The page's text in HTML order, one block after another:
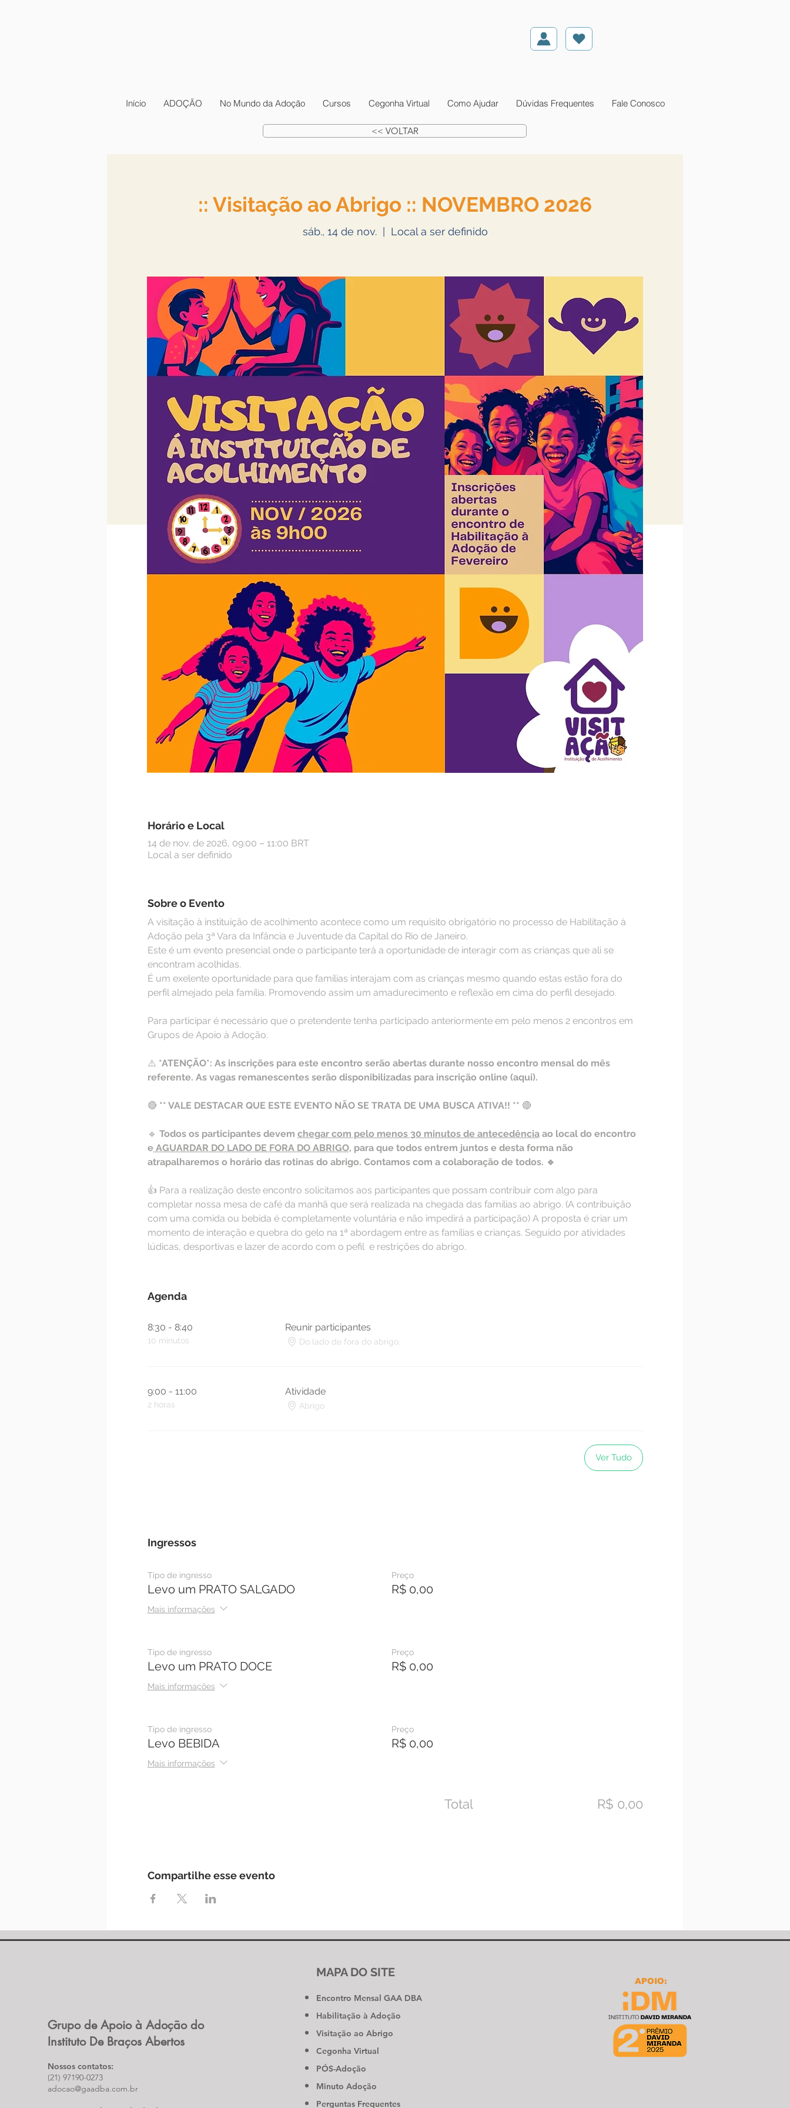
Início ADOÇÃO No Mundo da Adoção Cursos Cegonha Virtual Como Ajudar Dúvidas Frequentes Fale Conosco
<< VOLTAR
:: Visitação ao Abrigo :: NOVEMBRO 2026
sáb., 14 de nov.
  |
Local a ser definido
Horário e Local
14 de nov. de 2026, 09:00 – 11:00 BRT
Local a ser definido
Sobre o Evento
A visitação à instituição de acolhimento acontece como um requisito obrigatório no processo de Habilitação à
Adoção pela 3ª Vara da Infância e Juventude da Capital do Rio de Janeiro.
Este é um evento presencial onde o participante terá a oportunidade de interagir com as crianças que ali se
encontram acolhidas.
É um exelente oportunidade para que famílias interajam com as crianças mesmo quando estas estão fora do
perfil almejado pela família. Promovendo assim um amadurecimento e reflexão em cima do perfil desejado.
Para participar é necessário que o pretendente tenha participado anteriormente em pelo menos 2 encontros em
Grupos de Apoio à Adoção.
⚠️ *ATENÇÃO*: As inscrições para este encontro serão abertas durante nosso encontro mensal do mês
referente. As vagas remanescentes serão disponibilizadas para inscrição online (aqui).
🔴 ** VALE DESTACAR QUE ESTE EVENTO NÃO SE TRATA DE UMA BUSCA ATIVA!! ** 🔴
🔹 Todos os participantes devem chegar com pelo menos 30 minutos de antecedência ao local do encontro
e AGUARDAR DO LADO DE FORA DO ABRIGO, para que todos entrem juntos e desta forma não
atrapalharemos o horário das rotinas do abrigo. Contamos com a colaboração de todos. 🔹
👍 Para a realização deste encontro solicitamos aos participantes que possam contribuir com algo para
completar nossa mesa de café da manhã que será realizada na chegada das famílias ao abrigo. (A contribuição
com uma comida ou bebida é completamente voluntária e não impedirá a participação) A proposta é criar um
momento de interação e quebra do gelo na 1ª abordagem entre as famílias e crianças. Seguido por atividades
lúdicas, desportivas e lazer de acordo com o pefil  e restrições do abrigo.
Agenda
8:30 - 8:40
10 minutos
Reunir participantes
Do lado de fora do abrigo.
9:00 - 11:00
2 horas
Atividade
Abrigo
Ver Tudo
Ingressos
Tipo de ingresso
Levo um PRATO SALGADO
Mais informações
Preço
R$ 0,00
Tipo de ingresso
Levo um PRATO DOCE
Mais informações
Preço
R$ 0,00
Tipo de ingresso
Levo BEBIDA
Mais informações
Preço
R$ 0,00
Total R$ 0,00
Compartilhe esse evento
Grupo de Apoio à Adoção do
Instituto De Braços Abertos
Nossos contatos:
(21) 97190-0273
adocao@gaadba.com.br
MAPA DO SITE
Encontro Mensal GAA DBA
Habilitação à Adoção
Visitação ao Abrigo
Cegonha Virtual
PÓS-Adoção
Minuto Adoção
Perguntas Frequentes
APOIO: